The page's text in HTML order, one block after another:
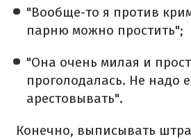
"Вообще-то я против
парню можно простить";
"Она очень милая и
проголодалась. Не надо
арестовывать".
Конечно, выписывать